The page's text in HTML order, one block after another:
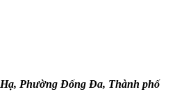
Phường Đống Đa, Thành phố